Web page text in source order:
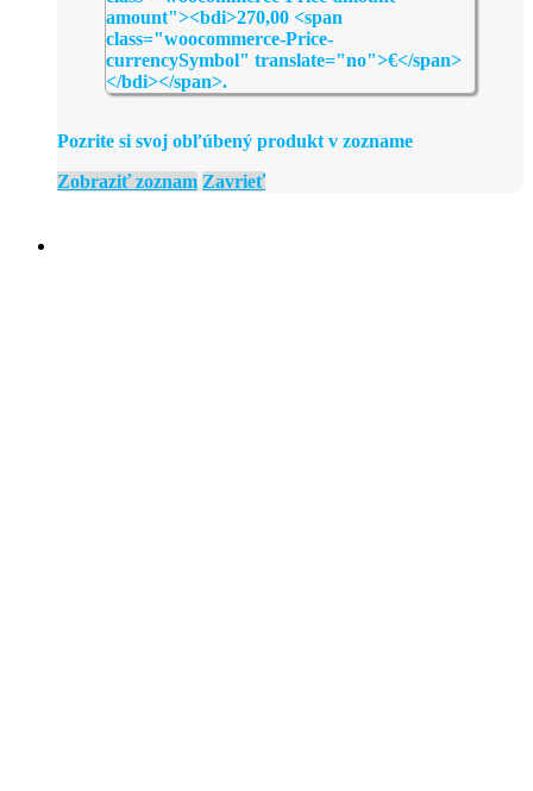
Pozrite si svoj obľúbený produkt v zozname
Zobraziť zoznam Zavrieť